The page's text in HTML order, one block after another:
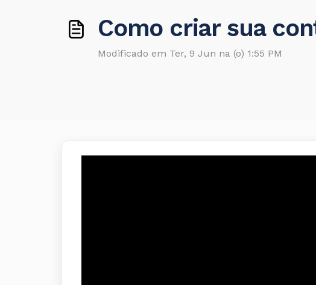
Como criar sua
Modificado em Ter, 9 Jun na (o) 1:55 PM